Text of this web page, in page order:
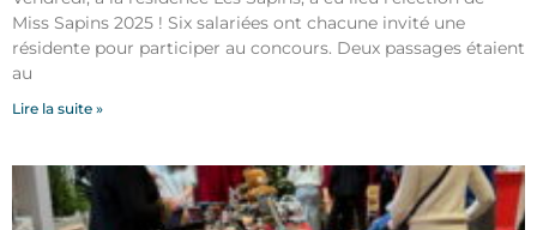
Miss Sapins 2025 ! Six salariées ont chacune invité une
résidente pour participer au concours. Deux passages étaient
au
Lire la suite »